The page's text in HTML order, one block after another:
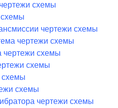
схемы
чертежи схемы
чертежи схемы
схемы
схемы
схемы
чертежи схемы